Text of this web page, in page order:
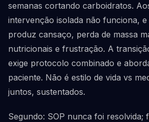
semanas cortando carboidratos.
intervenção isolada não funciona,
produz cansaço, perda de massa
nutricionais e frustração. A
exige protocolo combinado e
paciente. Não é estilo de vida vs
juntos, sustentados.
Segundo: SOP nunca foi resolvida;